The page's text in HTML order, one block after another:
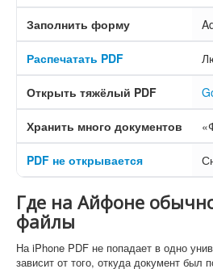
Заполнить форму
Распечатать PDF
Открыть тяжёлый PDF
Хранить много документов
PDF не открывается
Где на Айфоне
файлы
На iPhone PDF не попадает в одно
зависит от того, откуда документ был